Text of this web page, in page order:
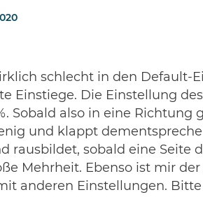
schlecht in den Default-
Einstiege. Die Einstellung
Sobald also in eine Richtung
und klappt
rausbildet, sobald eine Seite
Mehrheit. Ebenso ist mir
anderen Einstellungen. Bitte